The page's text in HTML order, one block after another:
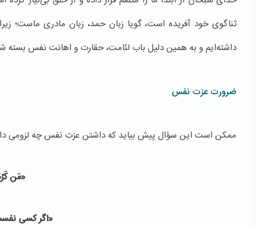
ثناگوی خود آفریده است، گویا زبان حمد، زبان مادری ماست؛
داشته‌ایم و به همین دلیل باب لئامت، حقارت و اهانت نفس بسته
ضرورت عزت نفس
ممکن است این سؤال پیش بیاید که داشتن عزت نفس چه لزومی
«مَن
«اگر کسی